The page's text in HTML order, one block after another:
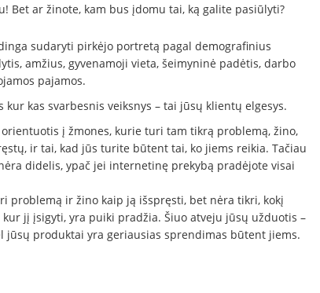
Bet ar žinote, kam bus įdomu tai, ką galite pasiūlyti?
sudaryti pirkėjo portretą pagal demografinius
amžius, gyvenamoji vieta, šeimyninė padėtis, darbo
pajamos.
kur kas svarbesnis veiksnys – tai jūsų klientų elgesys.
į žmones, kurie turi tam tikrą problemą, žino,
ir tai, kad jūs turite būtent tai, ko jiems reikia. Tačiau
didelis, ypač jei internetinę prekybą pradėjote visai
problemą ir žino kaip ją išspręsti, bet nėra tikri, kokį
jį įsigyti, yra puiki pradžia. Šiuo atveju jūsų užduotis –
jūsų produktai yra geriausias sprendimas būtent jiems.